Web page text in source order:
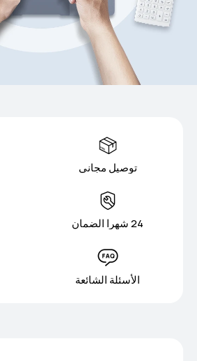
توصيل مجاني
24 شهرا الضمان
الأسئلة الشائعة